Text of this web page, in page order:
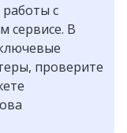
с
сервисе. В
проверите